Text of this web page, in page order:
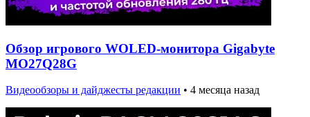
Обзор игрового WOLED-монитора Gigabyte
MO27Q28G
Видеообзоры и дайджесты редакции • 4 месяца назад